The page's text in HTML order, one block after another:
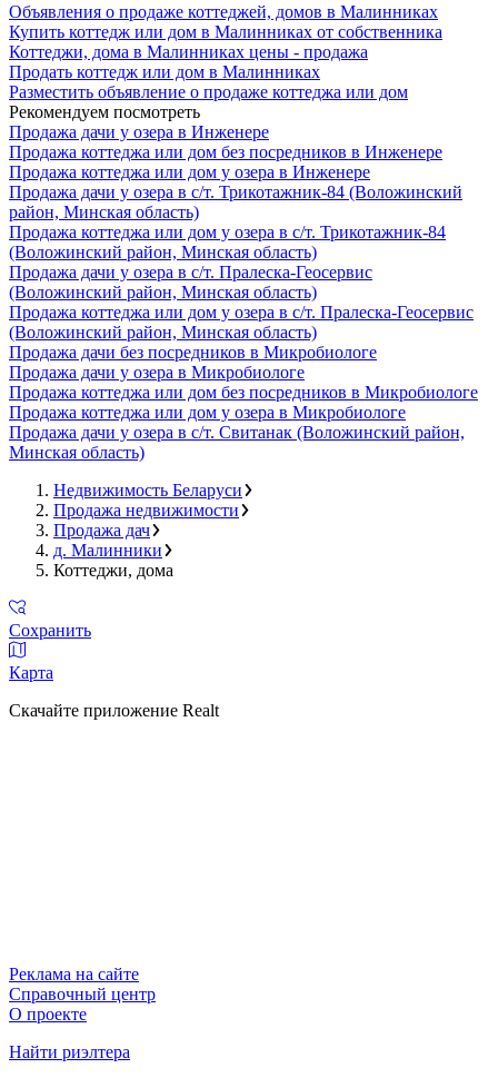
Объявления о продаже коттеджей, домов в Малинниках
Купить коттедж или дом в Малинниках от собственника
Коттеджи, дома в Малинниках цены - продажа
Продать коттедж или дом в Малинниках
Разместить объявление о продаже коттеджа или дом
Рекомендуем посмотреть
Продажа дачи у озера в Инженере
Продажа коттеджа или дом без посредников в Инженере
Продажа коттеджа или дом у озера в Инженере
Продажа дачи у озера в с/т. Трикотажник-84 (Воложинский
район, Минская область)
Продажа коттеджа или дом у озера в с/т. Трикотажник-84
(Воложинский район, Минская область)
Продажа дачи у озера в с/т. Пралеска-Геосервис
(Воложинский район, Минская область)
Продажа коттеджа или дом у озера в с/т. Пралеска-Геосервис
(Воложинский район, Минская область)
Продажа дачи без посредников в Микробиологе
Продажа дачи у озера в Микробиологе
Продажа коттеджа или дом без посредников в Микробиологе
Продажа коттеджа или дом у озера в Микробиологе
Продажа дачи у озера в с/т. Свитанак (Воложинский район,
Минская область)
Недвижимость Беларуси
Продажа недвижимости
Продажа дач
д. Малинники
Коттеджи, дома
Сохранить
Карта
Скачайте приложение Realt
Реклама на сайте
Справочный центр
О проекте
Найти риэлтера